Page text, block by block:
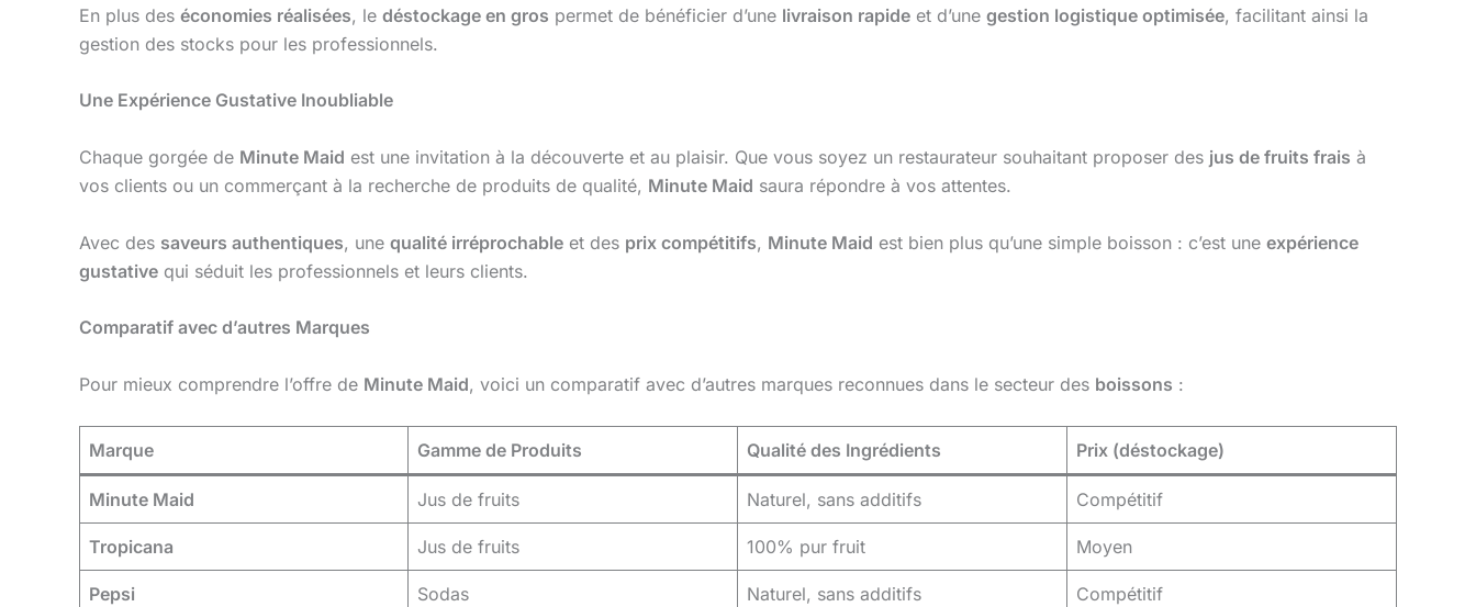
En plus des économies réalisées, le déstockage en gros permet de bénéficier d’une livraison rapide et d’une gestion logistique optimisée, facilitant ainsi la
gestion des stocks pour les professionnels.
Une Expérience Gustative Inoubliable
Chaque gorgée de Minute Maid est une invitation à la découverte et au plaisir. Que vous soyez un restaurateur souhaitant proposer des jus de fruits frais à
vos clients ou un commerçant à la recherche de produits de qualité, Minute Maid saura répondre à vos attentes.
Avec des saveurs authentiques, une qualité irréprochable et des prix compétitifs, Minute Maid est bien plus qu’une simple boisson : c’est une expérience
gustative qui séduit les professionnels et leurs clients.
Comparatif avec d’autres Marques
Pour mieux comprendre l’offre de Minute Maid, voici un comparatif avec d’autres marques reconnues dans le secteur des boissons :
Marque Gamme de Produits Qualité des Ingrédients Prix (déstockage)
Minute Maid Jus de fruits Naturel, sans additifs Compétitif
Tropicana Jus de fruits 100% pur fruit Moyen
Pepsi Sodas Naturel, sans additifs Compétitif